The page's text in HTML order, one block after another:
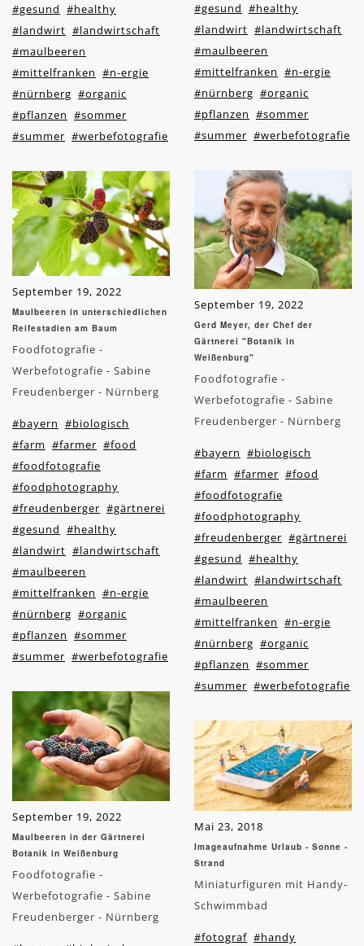
#gesund #healthy
#landwirt #landwirtschaft
#maulbeeren
#mittelfranken #n-ergie
#nürnberg #organic
#pflanzen #sommer
#summer #werbefotografie
September 19, 2022
Maulbeeren in unterschiedlichen
Reifestadien am Baum
Foodfotografie -
Werbefotografie - Sabine
Freudenberger - Nürnberg
#bayern #biologisch
#farm #farmer #food
#foodfotografie
#foodphotography
#freudenberger #gärtnerei
#gesund #healthy
#landwirt #landwirtschaft
#maulbeeren
#mittelfranken #n-ergie
#nürnberg #organic
#pflanzen #sommer
#summer #werbefotografie
September 19, 2022
Maulbeeren in der Gärtnerei
Botanik in Weißenburg
Foodfotografie -
Werbefotografie - Sabine
Freudenberger - Nürnberg
#gesund #healthy
#landwirt #landwirtschaft
#maulbeeren
#mittelfranken #n-ergie
#nürnberg #organic
#pflanzen #sommer
#summer #werbefotografie
September 19, 2022
Gerd Meyer, der Chef der
Gärtnerei "Botanik in
Weißenburg"
Foodfotografie -
Werbefotografie - Sabine
Freudenberger - Nürnberg
#bayern #biologisch
#farm #farmer #food
#foodfotografie
#foodphotography
#freudenberger #gärtnerei
#gesund #healthy
#landwirt #landwirtschaft
#maulbeeren
#mittelfranken #n-ergie
#nürnberg #organic
#pflanzen #sommer
#summer #werbefotografie
Mai 23, 2018
Imageaufnahme Urlaub - Sonne -
Strand
Miniaturfiguren mit Handy-
Schwimmbad
#fotograf #handy